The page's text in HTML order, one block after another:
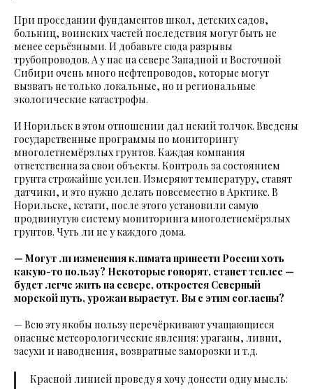
При проседании фундаментов школ, детских садов,
больниц, воинских частей последствия могут быть не
менее серьёзными. И добавьте сюда разрывы
трубопроводов. А у нас на севере Западной и Восточной
Сибири очень много нефтепроводов, которые могут
вызвать не только локальные, но и региональные
экологические катастрофы.
И Норильск в этом отношении дал некий толчок. Введены
государственные программы по мониторингу
многолетнемёрзлых грунтов. Каждая компания
ответственна за свои объекты. Контроль за состоянием
грунта строжайше усилен. Измеряют температуру, ставят
датчики, и это нужно делать повсеместно в Арктике. В
Норильске, кстати, после этого установили самую
продвинутую систему мониторинга многолетнемёрзлых
грунтов. Чуть ли не у каждого дома.
— Могут ли изменения климата принести России хоть
какую-то пользу? Некоторые говорят, станет теплее —
будет легче жить на севере, откроется Северный
морской путь, урожаи вырастут. Вы с этим согласны?
— Всю эту якобы пользу перечёркивают учащающиеся
опасные метеорологические явления: ураганы, ливни,
засухи и наводнения, возвратные заморозки и т.д.
Красной линией проведу я хочу донести одну мысль: